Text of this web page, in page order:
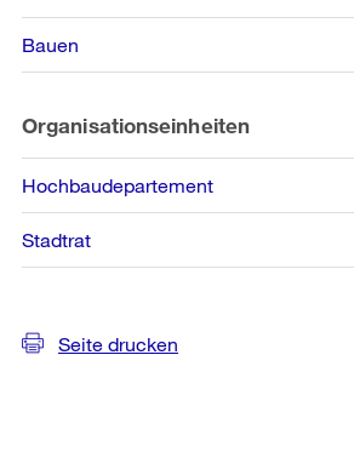
Bauen
Organisationseinheiten
Hochbaudepartement
Stadtrat
Seite drucken